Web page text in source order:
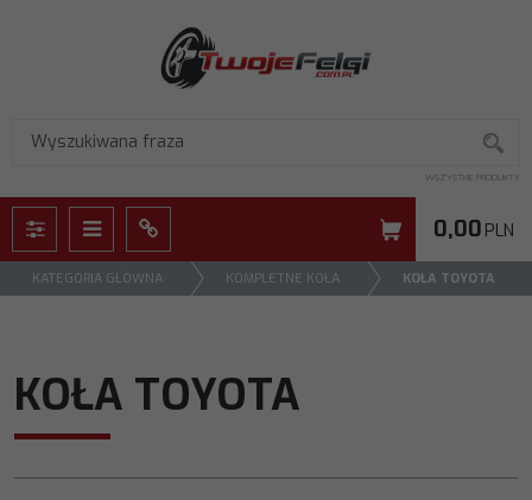
WSZYSTKIE PRODUKTY
PanelMenu Panel 0,00 PLN
KATEGORIA GŁÓWNA KOMPLETNE KOŁA KOŁA TOYOTA
KOŁA TOYOTA